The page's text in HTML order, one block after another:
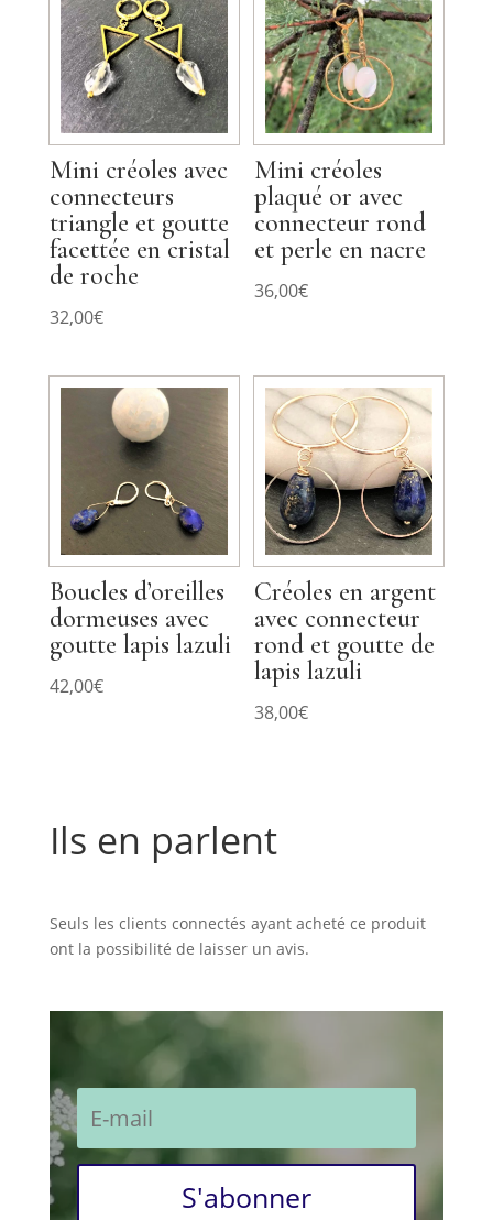
Mini créoles avec
connecteurs
triangle et goutte
facettée en cristal
de roche
32,00€
Mini créoles
plaqué or avec
connecteur rond
et perle en nacre
36,00€
Boucles d’oreilles
dormeuses avec
goutte lapis lazuli
42,00€
Créoles en argent
avec connecteur
rond et goutte de
lapis lazuli
38,00€
Ils en parlent
Seuls les clients connectés ayant acheté ce produit
ont la possibilité de laisser un avis.
S'abonner